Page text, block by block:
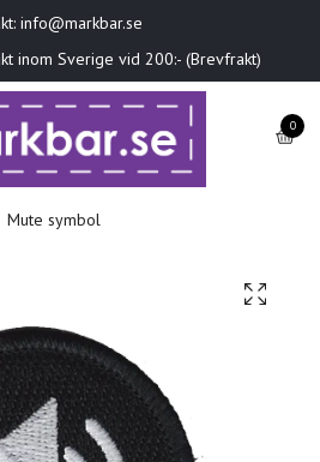
info@markbar.se
inom Sverige vid 200:- (Brevfrakt)
0
Mute symbol